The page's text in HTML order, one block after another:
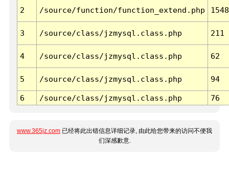
2 /source/function/function_extend.php 1548
3 /source/class/jzmysql.class.php 211
4 /source/class/jzmysql.class.php 62
5 /source/class/jzmysql.class.php 94
6 /source/class/jzmysql.class.php 76
www.365jz.com 已经将此出错信息详细记录, 由此给您带来的访问不便我
们深感歉意.